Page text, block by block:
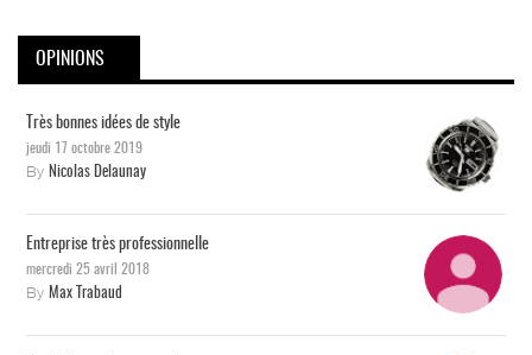
OPINIONS
Très bonnes idées de style
jeudi 17 octobre 2019
By Nicolas Delaunay
Entreprise très professionnelle
mercredi 25 avril 2018
By Max Trabaud